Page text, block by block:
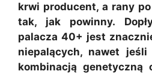
krwi producent, a rany
tak, jak powinny.
palacza 40+ jest
niepalących, nawet
kombinacją genetyczną